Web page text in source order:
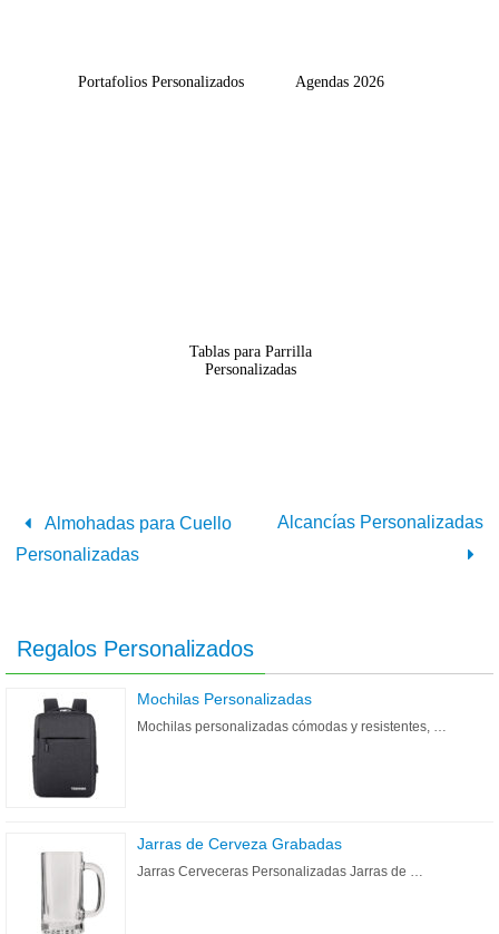
Portafolios Personalizados Agendas 2026
Tablas para Parrilla
Personalizadas
Almohadas para Cuello
Personalizadas
Alcancías Personalizadas
Regalos Personalizados
Mochilas Personalizadas
Mochilas personalizadas cómodas y resistentes, …
Jarras de Cerveza Grabadas
Jarras Cerveceras Personalizadas Jarras de …